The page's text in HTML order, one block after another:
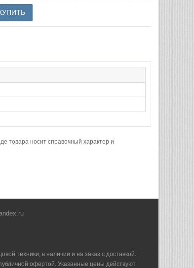
товара носит справочный характер и
техники, в наличии и на заказ с доставкой.
офертой. Указанные цены действуют